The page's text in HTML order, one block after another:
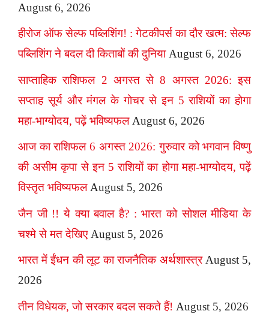
August 6, 2026
हीरोज ऑफ सेल्फ पब्लिशिंग! : गेटकीपर्स का दौर खत्म: सेल्फ
पब्लिशिंग ने बदल दी किताबों की दुनिया August 6, 2026
साप्ताहिक राशिफल 2 अगस्त से 8 अगस्त 2026: इस
सप्ताह सूर्य और मंगल के गोचर से इन 5 राशियों का होगा
महा-भाग्योदय, पढ़ें भविष्यफल August 6, 2026
आज का राशिफल 6 अगस्त 2026: गुरुवार को भगवान विष्णु
की असीम कृपा से इन 5 राशियों का होगा महा-भाग्योदय, पढ़ें
विस्तृत भविष्यफल August 5, 2026
जैन जी !! ये क्या बवाल है? : भारत को सोशल मीडिया के
चश्मे से मत देखिए August 5, 2026
भारत में ईंधन की लूट का राजनैतिक अर्थशास्त्र August 5,
2026
तीन विधेयक, जो सरकार बदल सकते हैं! August 5, 2026